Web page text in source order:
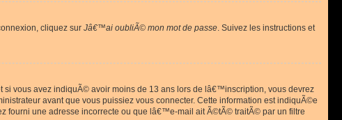
cliquez sur Jâ€™ai oubliÃ© mon mot de passe. Suivez les instructions et
vous avez indiquÃ© avoir moins de 13 ans lors de lâ€™inscription, vous devrez
avant que vous puissiez vous connecter. Cette information est indiquÃ©e
fourni une adresse incorrecte ou que lâ€™e-mail ait Ã©tÃ© traitÃ© par un filtre